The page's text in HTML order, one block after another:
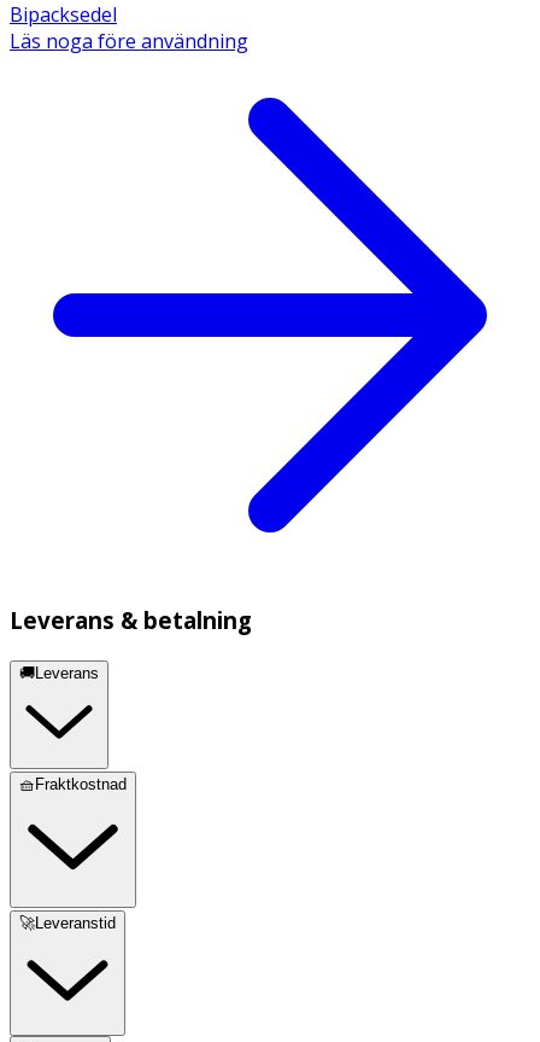
Bipacksedel
Läs noga före användning
Leverans & betalning
🚚Leverans
🧺Fraktkostnad
🚀Leveranstid